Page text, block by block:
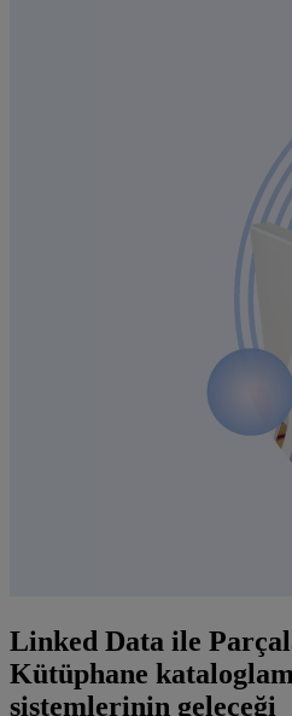
Linked Data ile
Kütüphane
sistemlerinin geleceği